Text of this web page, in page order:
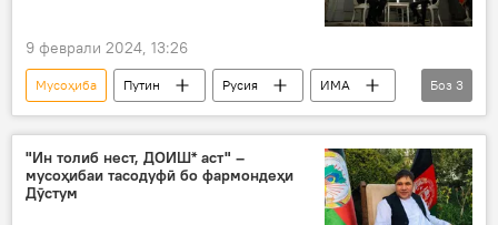
9 феврали 2024, 13:26
Мусоҳиба Путин Русия
ИМА
Сиёсат
Украина Сутуннигор
Боз 3
"Ин толиб нест, ДОИШ* аст" –
мусоҳибаи тасодуфӣ бо фармондеҳи
Дӯстум